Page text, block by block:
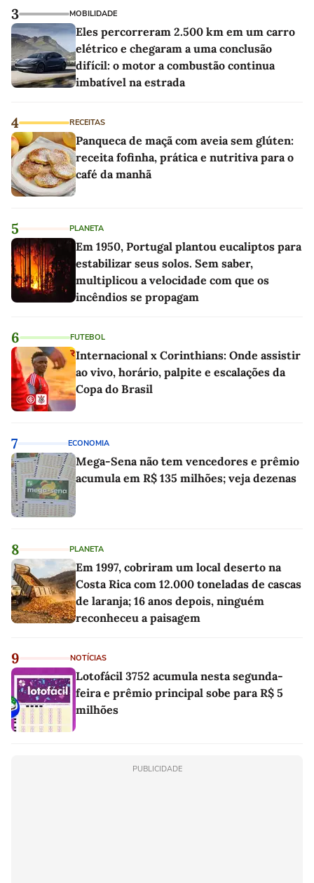
3 MOBILIDADE
Eles percorreram 2.500 km em um carro
elétrico e chegaram a uma conclusão
difícil: o motor a combustão continua
imbatível na estrada
4 RECEITAS
Panqueca de maçã com aveia sem glúten:
receita fofinha, prática e nutritiva para o
café da manhã
5 PLANETA
Em 1950, Portugal plantou eucaliptos para
estabilizar seus solos. Sem saber,
multiplicou a velocidade com que os
incêndios se propagam
6 FUTEBOL
Internacional x Corinthians: Onde assistir
ao vivo, horário, palpite e escalações da
Copa do Brasil
7 ECONOMIA
Mega-Sena não tem vencedores e prêmio
acumula em R$ 135 milhões; veja dezenas
8 PLANETA
Em 1997, cobriram um local deserto na
Costa Rica com 12.000 toneladas de cascas
de laranja; 16 anos depois, ninguém
reconheceu a paisagem
9 NOTÍCIAS
Lotofácil 3752 acumula nesta segunda-
feira e prêmio principal sobe para R$ 5
milhões
PUBLICIDADE